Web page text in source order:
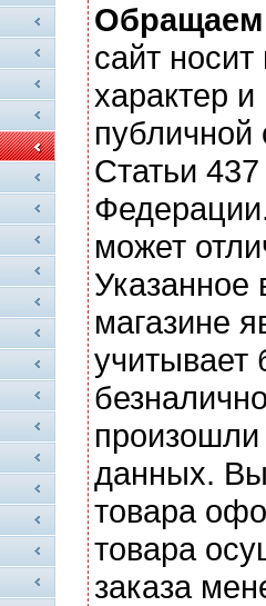
сайт
характер
Статьи
может
магазине
учитывает
данных. Вы
товара
товара
заказа